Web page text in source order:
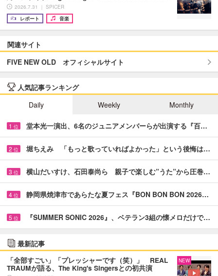
2026.7.31 ｜ SPICER
レポート
音楽
関連サイト
FIVE NEW OLD オフィシャルサイト
人気記事ランキング
Daily
Weekly Monthly
1 位 堂本光一演出、6名のジュニアメンバーらが出演する『百…
2 位 堀ちえみ 「もっと歌っていればよかった」という後悔は…
3 位 横山だいすけ、石田泰尚ら 親子で楽しむ”うた”から圧巻…
4 位 静岡県焼津市であらたな夏フェス『BON BON BON 2026…
5 位 『SUMMER SONIC 2026』、ベテラン3組の懐メロだけで…
最新記事
「全部すごい」「プレッシャーです（笑）」 REAL
TRAUMが語る、The King's Singersとの初共演
NEW